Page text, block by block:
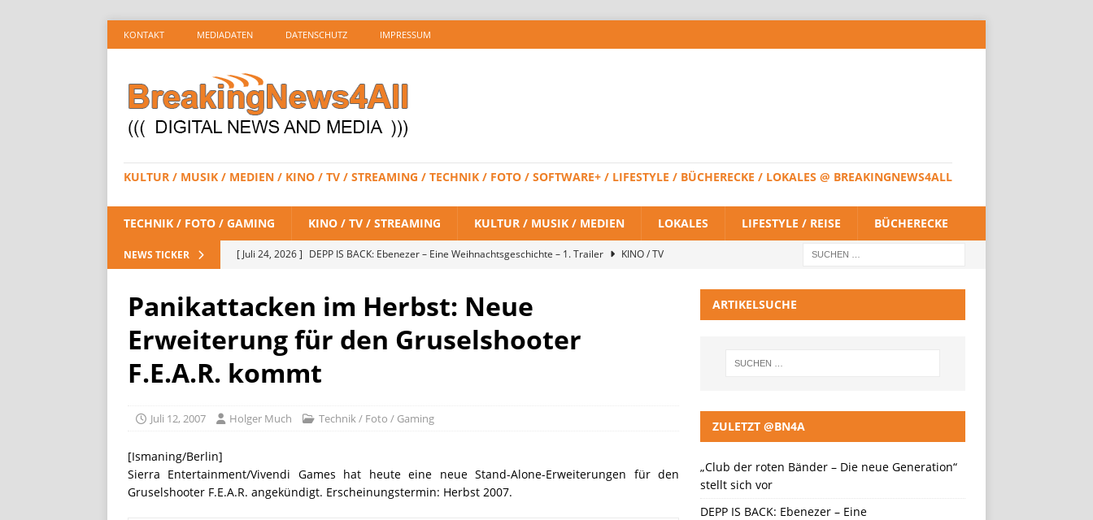
KONTAKT MEDIADATEN DATENSCHUTZ IMPRESSUM
KULTUR / MUSIK / MEDIEN / KINO / TV / STREAMING / TECHNIK / FOTO / SOFTWARE+ / LIFESTYLE / BÜCHERECKE / LOKALES @ BREAKINGNEWS4ALL
TECHNIK / FOTO / GAMING KINO / TV / STREAMING KULTUR / MUSIK / MEDIEN LOKALES LIFESTYLE / REISE BÜCHERECKE
NEWS TICKER [ Juli 24, 2026 ] DEPP IS BACK: Ebenezer – Eine Weihnachtsgeschichte – 1. Trailer
KINO / TV
[ Juli 23, 2026 ] SPIDER-MAN: BRAND NEW DAY – Finaler Trailer veröffentlicht
STREAMING
KAULITZ & KAULITZ Staffel 3 neuer Trailer und Premiere in Berlin
[ Juli 8, 2026 ]
FiiO bringt ein Gaming-Headset mit Next-Gen-Technologie auf den Markt: Das
[ Juli 28, 2026 ] „Club der roten Bänder – Die neue Generation“ stellt sich vor
KINO / TV /
STREAMING
Panikattacken im Herbst: Neue
Erweiterung für den Gruselshooter
F.E.A.R. kommt
Juli 12, 2007 Holger Much Technik / Foto / Gaming
[Ismaning/Berlin]
Sierra Entertainment/Vivendi Games hat heute eine neue Stand-Alone-Erweiterungen für den
Gruselshooter F.E.A.R. angekündigt. Erscheinungstermin: Herbst 2007.
ARTIKELSUCHE
ZULETZT @BN4A
„Club der roten Bänder – Die neue Generation“
stellt sich vor
DEPP IS BACK: Ebenezer – Eine